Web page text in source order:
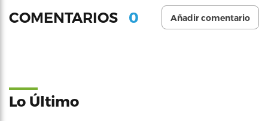
COMENTARIOS 0 Añadir comentario
Lo Último